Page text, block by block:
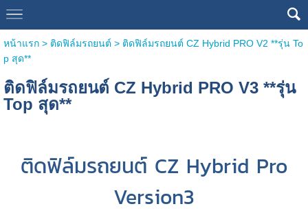
หน้าแรก> ติดฟิล์มรถยนต์ > ติดฟิล์มรถยนต์ CZ Hybrid PRO V2 **รุ่น To
p สุด**
ติดฟิล์มรถยนต์ CZ Hybrid PRO V3 **รุ่น
Top สุด**
ติดฟิล์มรถยนต์ CZ Hybrid Pro
Version3